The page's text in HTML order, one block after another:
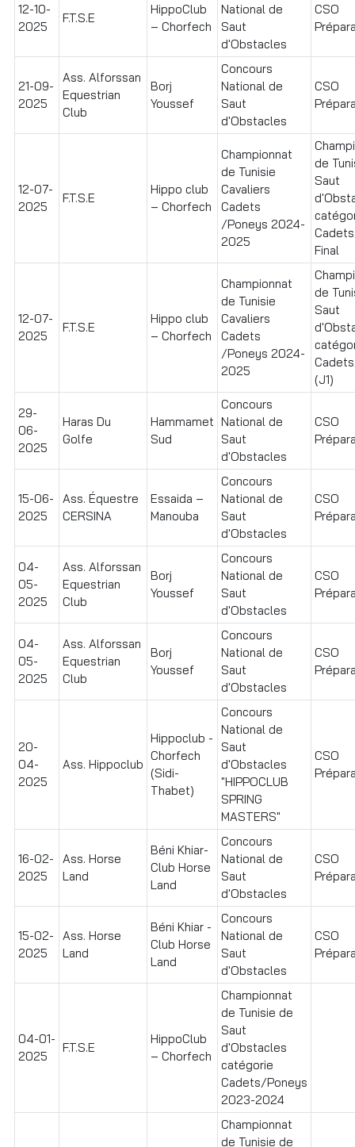
12-10-
2025
F.T.S.E
HippoClub
– Chorfech
National de
Saut
d'Obstacles
CSO
21-09-
2025
Ass. Alforssan
Equestrian
Club
Borj
Youssef
Concours
National de
Saut
d'Obstacles
CSO
12-07-
2025
F.T.S.E
Hippo club
– Chorfech
Championnat
de Tunisie
Cavaliers
Cadets
/Poneys 2024-
2025
de
Saut
Final
12-07-
2025
F.T.S.E
Hippo club
– Chorfech
Championnat
de Tunisie
Cavaliers
Cadets
/Poneys 2024-
2025
de
Saut
(J1)
29-
06-
2025
Haras Du
Golfe
Hammamet
Sud
Concours
National de
Saut
d'Obstacles
CSO
15-06-
2025
Ass. Équestre
CERSINA
Essaida –
Manouba
Concours
National de
Saut
d'Obstacles
CSO
04-
05-
2025
Ass. Alforssan
Equestrian
Club
Borj
Youssef
Concours
National de
Saut
d'Obstacles
CSO
04-
05-
2025
Ass. Alforssan
Equestrian
Club
Borj
Youssef
Concours
National de
Saut
d'Obstacles
CSO
20-
04-
2025
Ass. Hippoclub
Hippoclub -
Chorfech
(Sidi-
Thabet)
Concours
National de
Saut
d'Obstacles
"HIPPOCLUB
SPRING
MASTERS"
CSO
16-02-
2025
Ass. Horse
Land
Béni Khiar-
Club Horse
Land
Concours
National de
Saut
d'Obstacles
CSO
15-02-
2025
Ass. Horse
Land
Béni Khiar -
Club Horse
Land
Concours
National de
Saut
d'Obstacles
CSO
04-01-
2025
F.T.S.E
HippoClub
– Chorfech
Championnat
de Tunisie de
Saut
d'Obstacles
catégorie
Cadets/Poneys
2023-2024
Championnat
de Tunisie de